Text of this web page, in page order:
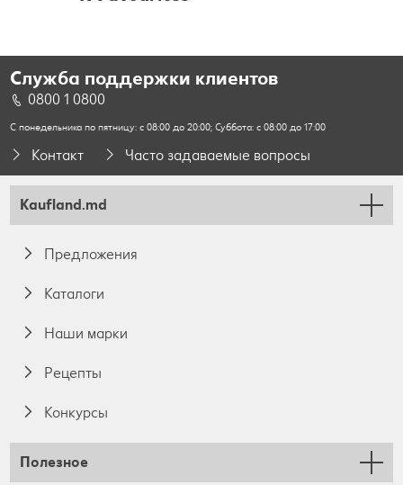
Служба поддержки клиентов
0800 1 0800
С понедельника по пятницу: с 08:00 до 20:00; Суббота: с 08:00 до 17:00
Контакт Часто задаваемые вопросы
Kaufland.md
Предложения
Каталоги
Наши марки
Pецепты
Конкурсы
Полезное